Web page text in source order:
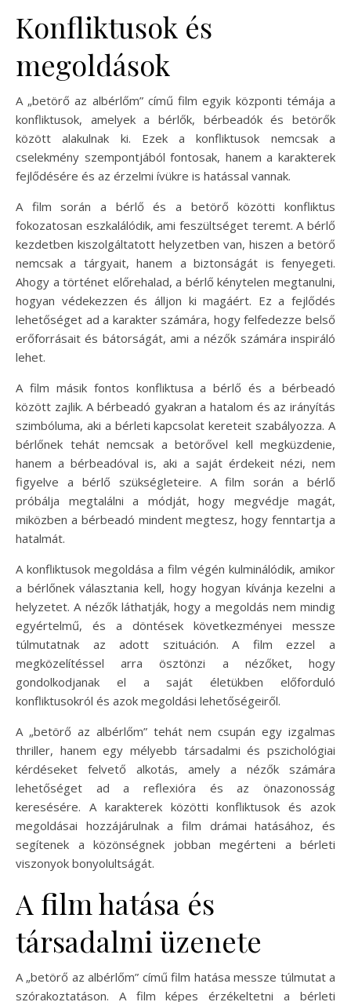
Konfliktusok és
megoldások
A „betörő az albérlőm” című film egyik központi témája a
konfliktusok, amelyek a bérlők, bérbeadók és betörők
között alakulnak ki. Ezek a konfliktusok nemcsak a
cselekmény szempontjából fontosak, hanem a karakterek
fejlődésére és az érzelmi ívükre is hatással vannak.
A film során a bérlő és a betörő közötti konfliktus
fokozatosan eszkalálódik, ami feszültséget teremt. A bérlő
kezdetben kiszolgáltatott helyzetben van, hiszen a betörő
nemcsak a tárgyait, hanem a biztonságát is fenyegeti.
Ahogy a történet előrehalad, a bérlő kénytelen megtanulni,
hogyan védekezzen és álljon ki magáért. Ez a fejlődés
lehetőséget ad a karakter számára, hogy felfedezze belső
erőforrásait és bátorságát, ami a nézők számára inspiráló
lehet.
A film másik fontos konfliktusa a bérlő és a bérbeadó
között zajlik. A bérbeadó gyakran a hatalom és az irányítás
szimbóluma, aki a bérleti kapcsolat kereteit szabályozza. A
bérlőnek tehát nemcsak a betörővel kell megküzdenie,
hanem a bérbeadóval is, aki a saját érdekeit nézi, nem
figyelve a bérlő szükségleteire. A film során a bérlő
próbálja megtalálni a módját, hogy megvédje magát,
miközben a bérbeadó mindent megtesz, hogy fenntartja a
hatalmát.
A konfliktusok megoldása a film végén kulminálódik, amikor
a bérlőnek választania kell, hogy hogyan kívánja kezelni a
helyzetet. A nézők láthatják, hogy a megoldás nem mindig
egyértelmű, és a döntések következményei messze
túlmutatnak az adott szituáción. A film ezzel a
megközelítéssel arra ösztönzi a nézőket, hogy
gondolkodjanak el a saját életükben előforduló
konfliktusokról és azok megoldási lehetőségeiről.
A „betörő az albérlőm” tehát nem csupán egy izgalmas
thriller, hanem egy mélyebb társadalmi és pszichológiai
kérdéseket felvető alkotás, amely a nézők számára
lehetőséget ad a reflexióra és az önazonosság
keresésére. A karakterek közötti konfliktusok és azok
megoldásai hozzájárulnak a film drámai hatásához, és
segítenek a közönségnek jobban megérteni a bérleti
viszonyok bonyolultságát.
A film hatása és
társadalmi üzenete
A „betörő az albérlőm” című film hatása messze túlmutat a
szórakoztatáson. A film képes érzékeltetni a bérleti